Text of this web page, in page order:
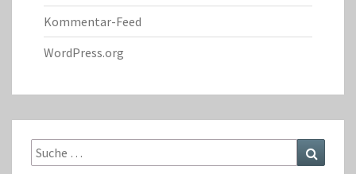
Kommentar-Feed
WordPress.org
Suche
nach: